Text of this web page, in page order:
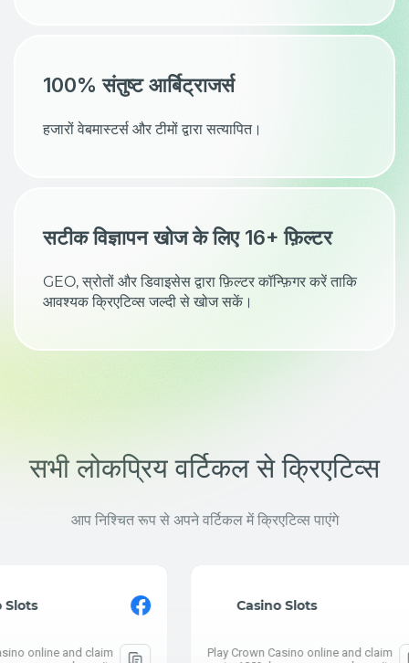
100% संतुष्ट आर्बिट्राजर्स
हजारों वेबमास्टर्स और टीमों द्वारा सत्यापित।
सटीक विज्ञापन खोज के लिए 16+ फ़िल्टर
GEO, स्रोतों और डिवाइसेस द्वारा फ़िल्टर कॉन्फ़िगर करें ताकि
आवश्यक क्रिएटिव्स जल्दी से खोज सकें।
सभी लोकप्रिय वर्टिकल से क्रिएटिव्स
आप निश्चित रूप से अपने वर्टिकल में क्रिएटिव्स पाएंगे
Casino Slots
Play Crown Casino online and claim